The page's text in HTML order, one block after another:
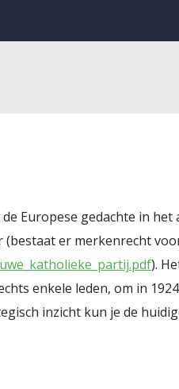
Europese gedachte in
er merkenrecht
).
enkele leden, om in
inzicht kun je de